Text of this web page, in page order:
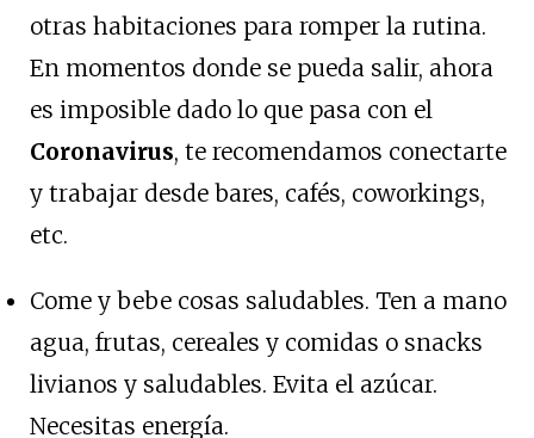
otras habitaciones para romper la rutina.
En momentos donde se pueda salir, ahora
es imposible dado lo que pasa con el
Coronavirus, te recomendamos conectarte
y trabajar desde bares, cafés, coworkings,
etc.
Come y bebe cosas saludables. Ten a mano
agua, frutas, cereales y comidas o snacks
livianos y saludables. Evita el azúcar.
Necesitas energía.